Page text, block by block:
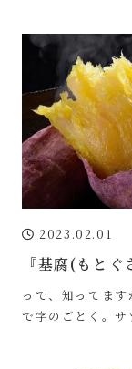
格好も【農業
2023.02.01
『基腐(もとぐ
って、知ってます
で字のごとく。サ